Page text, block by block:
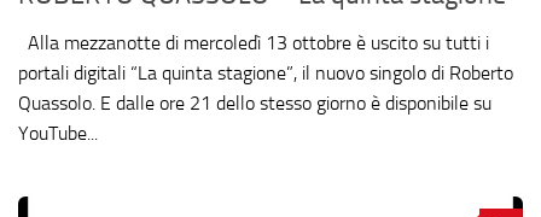
Alla mezzanotte di mercoledì 13 ottobre è uscito su tutti i
portali digitali “La quinta stagione”, il nuovo singolo di Roberto
Quassolo. E dalle ore 21 dello stesso giorno è disponibile su
YouTube...